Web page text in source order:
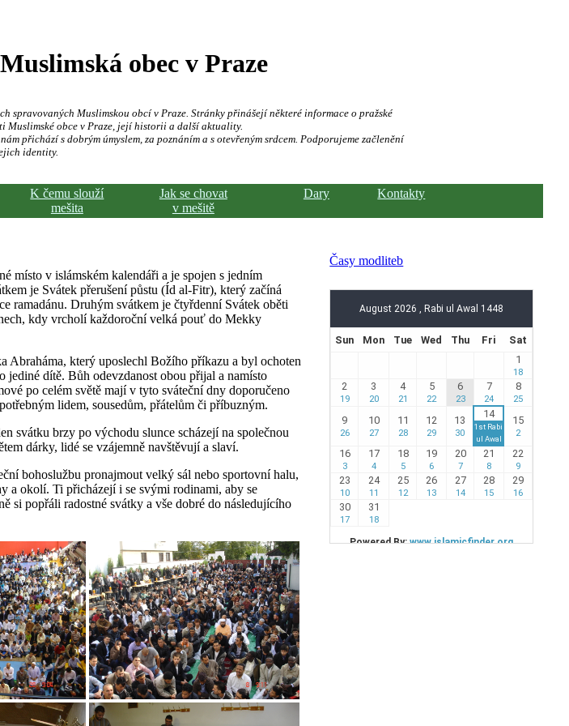
Muslimská obec v Praze
spravovaných Muslimskou obcí v Praze. Stránky přinášejí některé informace o pražské
Muslimské obce v Praze, její historii a další aktuality.
přichází s dobrým úmyslem, za poznáním a s otevřeným srdcem. Podporujeme začlenění
identity.
K čemu slouží
mešita
Jak se chovat
v mešitě
Dary Kontakty
místo v islámském kalendáři a je spojen s jedním
je Svátek přerušení půstu (Íd al-Fitr), který začíná
ramadánu. Druhým svátkem je čtyřdenní Svátek oběti
kdy vrcholí každoroční velká pouť do Mekky
Abraháma, který uposlechl Božího příkazu a byl ochoten
jediné dítě. Bůh odevzdanost obou přijal a namísto
po celém světě mají v tyto sváteční dny doporučeno
lidem, sousedům, přátelům či příbuzným.
svátku brzy po východu slunce scházejí na společnou
dárky, lidé se vzájemně navštěvují a slaví.
bohoslužbu pronajmout velký sál nebo sportovní halu,
a okolí. Ti přicházejí i se svými rodinami, aby se
si popřáli radostné svátky a vše dobré do následujícího
Časy modliteb